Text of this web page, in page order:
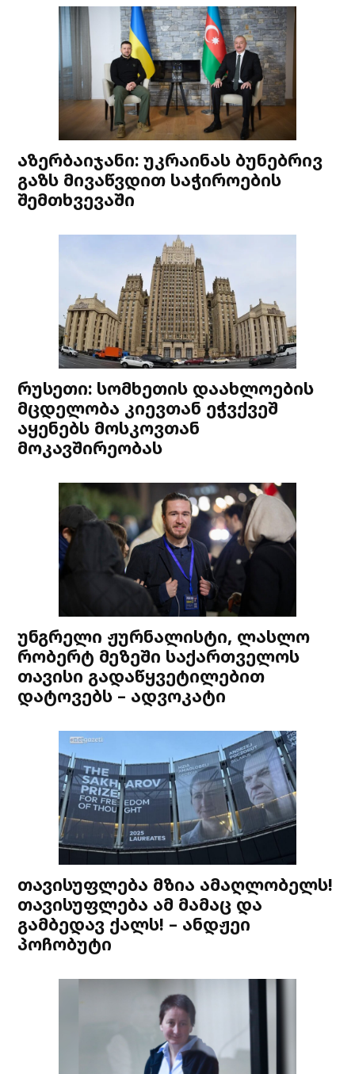
აზერბაიჯანი: უკრაინას ბუნებრივ
გაზს მივაწვდით საჭიროების
შემთხვევაში
რუსეთი: სომხეთის დაახლოების
მცდელობა კიევთან ეჭვქვეშ
აყენებს მოსკოვთან
მოკავშირეობას
უნგრელი ჟურნალისტი, ლასლო
რობერტ მეზეში საქართველოს
თავისი გადაწყვეტილებით
დატოვებს – ადვოკატი
თავისუფლება მზია ამაღლობელს!
თავისუფლება ამ მამაც და
გამბედავ ქალს! – ანდჟეი
პოჩობუტი